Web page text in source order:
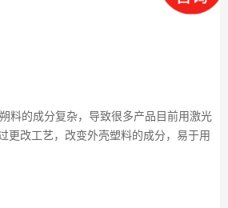
料的成分复杂，导致很多产品目前用激光
更改工艺，改变外壳塑料的成分，易于用